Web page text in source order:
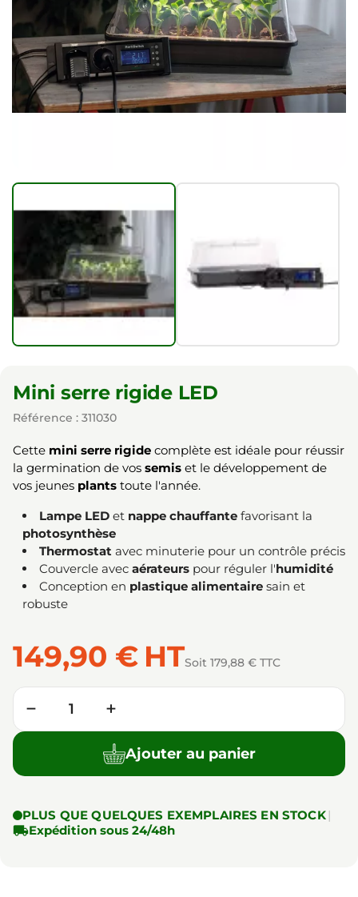
Mini serre rigide LED
Référence : 311030
Cette mini serre rigide complète est idéale pour réussir
la germination de vos semis et le développement de
vos jeunes plants toute l'année.
Lampe LED et nappe chauffante favorisant la
photosynthèse
Thermostat avec minuterie pour un contrôle précis
Couvercle avec aérateurs pour réguler l'humidité
Conception en plastique alimentaire sain et
robuste
149,90 € HTSoit 179,88 € TTC
Quantité
− +
Ajouter au panier
PLUS QUE QUELQUES EXEMPLAIRES EN STOCK |
Expédition sous 24/48h